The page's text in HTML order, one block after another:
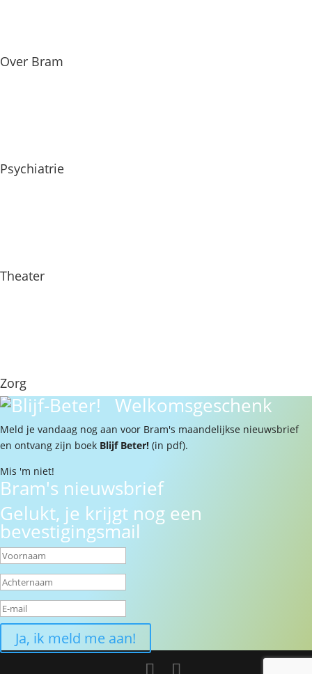
Over Bram
Psychiatrie
Theater
Zorg
Welkomsgeschenk
Meld je vandaag nog aan voor Bram's maandelijkse nieuwsbrief
en ontvang zijn boek Blijf Beter! (in pdf).
Mis 'm niet!
Bram's nieuwsbrief
Gelukt, je krijgt nog een
bevestigingsmail
Ja, ik meld me aan!